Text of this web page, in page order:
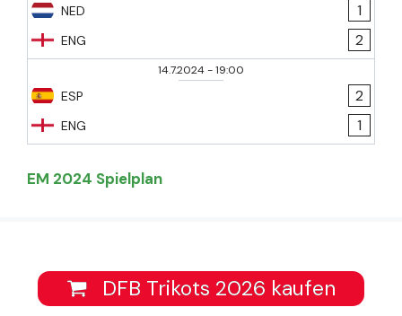
NED
ENG
1
2
14.7.2024-19:00
ESP
ENG
2
1
EM 2024 Spielplan
DFB Trikots 2026 kaufen